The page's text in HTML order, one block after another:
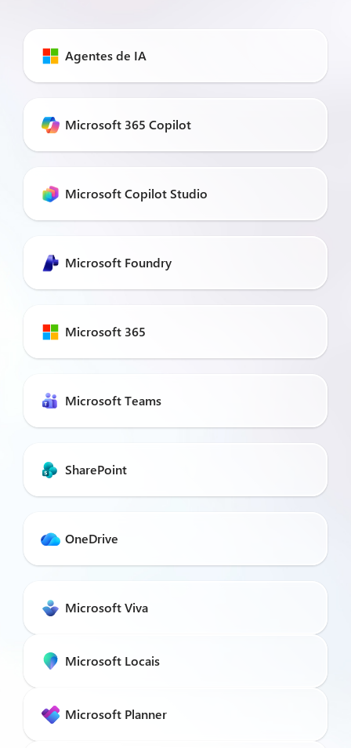
Agentes de IA
Microsoft 365 Copilot
Microsoft Copilot Studio
Microsoft Foundry
Microsoft 365
Microsoft Teams
SharePoint
OneDrive
Microsoft Viva
Microsoft Locais
Microsoft Planner